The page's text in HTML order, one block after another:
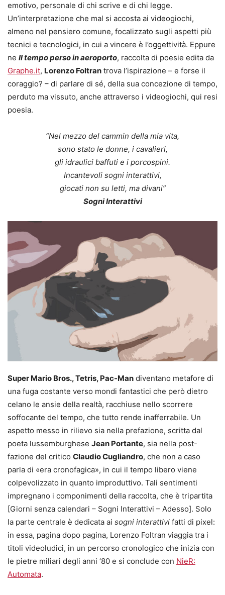
emotivo, personale di chi scrive e di chi legge.
Un’interpretazione che mal si accosta ai videogiochi,
almeno nel pensiero comune, focalizzato sugli aspetti più
tecnici e tecnologici, in cui a vincere è l’oggettività. Eppure
ne Il tempo perso in aeroporto, raccolta di poesie edita da
Graphe.it, Lorenzo Foltran trova l’ispirazione – e forse il
coraggio? – di parlare di sé, della sua concezione di tempo,
perduto ma vissuto, anche attraverso i videogiochi, qui resi
poesia.
“Nel mezzo del cammin della mia vita,
sono stato le donne, i cavalieri,
gli idraulici baffuti e i porcospini.
Incantevoli sogni interattivi,
giocati non su letti, ma divani”
Sogni Interattivi
Super Mario Bros., Tetris, Pac-Man diventano metafore di
una fuga costante verso mondi fantastici che però dietro
celano le ansie della realtà, racchiuse nello scorrere
soffocante del tempo, che tutto rende inafferrabile. Un
aspetto messo in rilievo sia nella prefazione, scritta dal
poeta lussemburghese Jean Portante, sia nella post-
fazione del critico Claudio Cugliandro, che non a caso
parla di «era cronofagica», in cui il tempo libero viene
colpevolizzato in quanto improduttivo. Tali sentimenti
impregnano i componimenti della raccolta, che è tripartita
[Giorni senza calendari – Sogni Interattivi – Adesso]. Solo
la parte centrale è dedicata ai sogni interattivi fatti di pixel:
in essa, pagina dopo pagina, Lorenzo Foltran viaggia tra i
titoli videoludici, in un percorso cronologico che inizia con
le pietre miliari degli anni ‘80 e si conclude con NieR:
Automata.